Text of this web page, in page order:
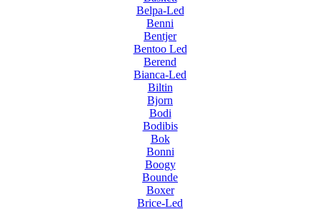
Belpa-Led
Benni
Bentjer
Bentoo Led
Berend
Bianca-Led
Biltin
Bjorn
Bodi
Bodibis
Bok
Bonni
Boogy
Bounde
Boxer
Brice-Led